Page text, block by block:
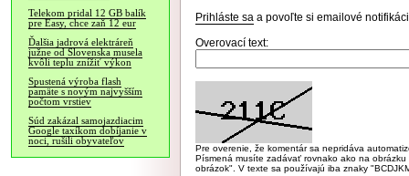
Telekom pridal 12 GB balík
pre Easy, chce zaň 12 eur
Ďalšia jadrová elektráreň
južne od Slovenska musela
kvôli teplu znížiť výkon
Spustená výroba flash
pamäte s novým najvyšším
počtom vrstiev
Súd zakázal samojazdiacim
Google taxíkom dobíjanie v
noci, rušili obyvateľov
Prihláste sa a povoľte si emailové
Overovací text:
Pre overenie, že komentár sa nepridáva
Písmená musíte zadávať rovnako ako na
obrázok". V texte sa používajú iba znaky